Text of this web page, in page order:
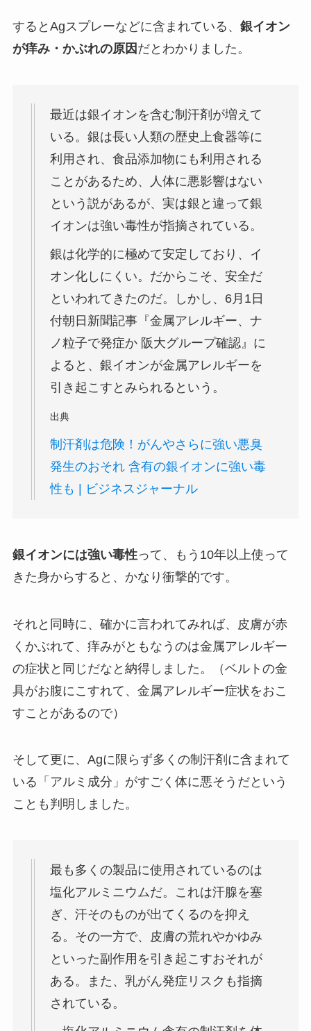
するとAgスプレーなどに含まれている、 銀イオン
が痒み・かぶれの原因 だとわかりました。
最近は銀イオンを含む制汗剤が増えて
いる。銀は長い人類の歴史上食器等に
利用され、食品添加物にも利用される
ことがあるため、人体に悪影響はない
という説があるが、実は銀と違って銀
イオンは強い毒性が指摘されている。
銀は化学的に極めて安定しており、イ
オン化しにくい。だからこそ、安全だ
といわれてきたのだ。しかし、6月1日
付朝日新聞記事『金属アレルギー、ナ
ノ粒子で発症か 阪大グループ確認』に
よると、銀イオンが金属アレルギーを
引き起こすとみられるという。
出典
制汗剤は危険！がんやさらに強い悪臭
発生のおそれ 含有の銀イオンに強い毒
性も | ビジネスジャーナル
銀イオンには強い毒性って、もう10年以上使って
きた身からすると、かなり衝撃的です。
それと同時に、確かに言われてみれば、皮膚が赤
くかぶれて、痒みがともなうのは金属アレルギー
の症状と同じだなと納得しました。（ベルトの金
具がお腹にこすれて、金属アレルギー症状をおこ
すことがあるので）
そして更に、Agに限らず多くの制汗剤に含まれて
いる「アルミ成分」がすごく体に悪そうだという
ことも判明しました。
最も多くの製品に使用されているのは
塩化アルミニウムだ。これは汗腺を塞
ぎ、汗そのものが出てくるのを抑え
る。その一方で、皮膚の荒れやかゆみ
といった副作用を引き起こすおそれが
ある。また、乳がん発症リスクも指摘
されている。